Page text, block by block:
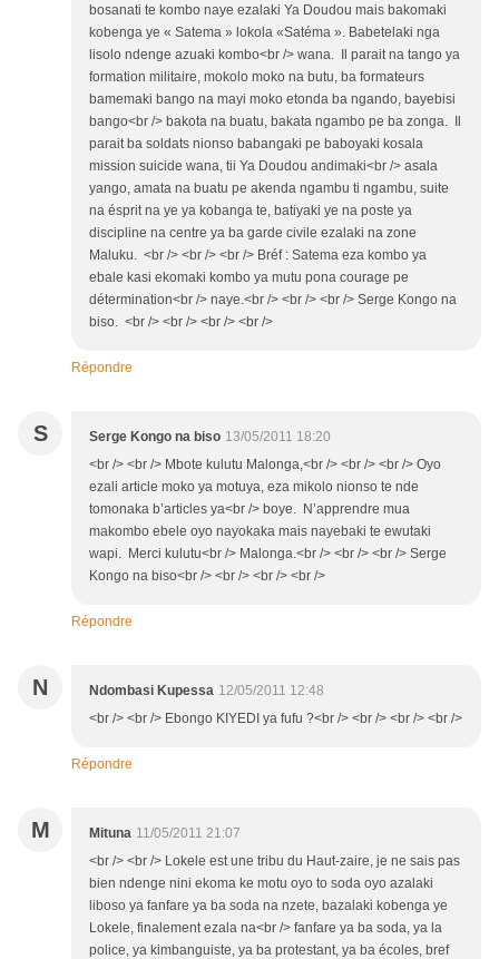
bosanati te kombo naye ezalaki Ya Doudou mais bakomaki
kobenga ye « Satema » lokola «Satéma ». Babetelaki nga
lisolo ndenge azuaki kombo<br /> wana. Il parait na tango ya
formation militaire, mokolo moko na butu, ba formateurs
bamemaki bango na mayi moko etonda ba ngando, bayebisi
bango<br /> bakota na buatu, bakata ngambo pe ba zonga. Il
parait ba soldats nionso babangaki pe baboyaki kosala
mission suicide wana, tii Ya Doudou andimaki<br /> asala
yango, amata na buatu pe akenda ngambu ti ngambu, suite
na ésprit na ye ya kobanga te, batiyaki ye na poste ya
discipline na centre ya ba garde civile ezalaki na zone
Maluku. <br /> <br /> <br /> Bréf : Satema eza kombo ya
ebale kasi ekomaki kombo ya mutu pona courage pe
détermination<br /> naye.<br /> <br /> <br /> Serge Kongo na
biso. <br /> <br /> <br /> <br />
Répondre
S Serge Kongo na biso 13/05/2011 18:20
<br /> <br /> Mbote kulutu Malonga,<br /> <br /> <br /> Oyo
ezali article moko ya motuya, eza mikolo nionso te nde
tomonaka b’articles ya<br /> boye. N’apprendre mua
makombo ebele oyo nayokaka mais nayebaki te ewutaki
wapi. Merci kulutu<br /> Malonga.<br /> <br /> <br /> Serge
Kongo na biso<br /> <br /> <br /> <br />
Répondre
N Ndombasi Kupessa 12/05/2011 12:48
<br /> <br /> Ebongo KIYEDI ya fufu ?<br /> <br /> <br /> <br />
Répondre
M Mituna 11/05/2011 21:07
<br /> <br /> Lokele est une tribu du Haut-zaire, je ne sais pas
bien ndenge nini ekoma ke motu oyo to soda oyo azalaki
liboso ya fanfare ya ba soda na nzete, bazalaki kobenga ye
Lokele, finalement ezala na<br /> fanfare ya ba soda, ya la
police, ya kimbanguiste, ya ba protestant, ya ba écoles, bref